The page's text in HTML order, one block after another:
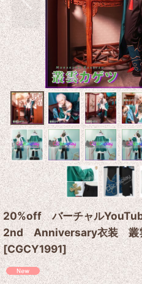
20%off バーチャル
2nd Anniversary衣装 叢
[CGCY1991]